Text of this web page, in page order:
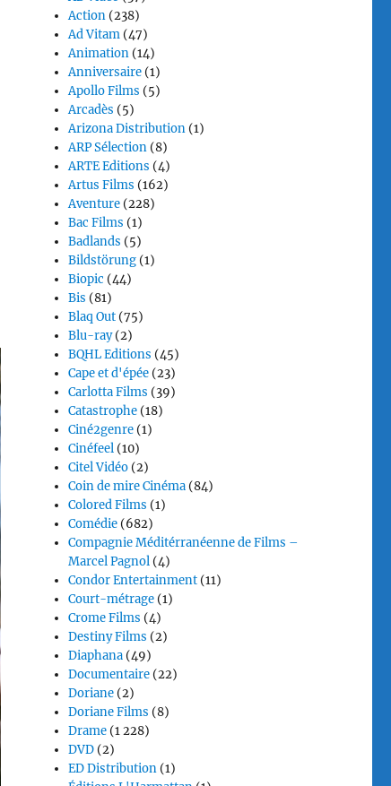
Action (238)
Ad Vitam (47)
Animation (14)
Anniversaire (1)
Apollo Films (5)
Arcadès (5)
Arizona Distribution (1)
ARP Sélection (8)
ARTE Editions (4)
Artus Films (162)
Aventure (228)
Bac Films (1)
Badlands (5)
Bildstörung (1)
Biopic (44)
Bis (81)
Blaq Out (75)
Blu-ray(2)
BQHL Editions (45)
Cape et d'épée (23)
Carlotta Films (39)
Catastrophe (18)
Ciné2genre (1)
Cinéfeel (10)
Citel Vidéo (2)
Coin de mire Cinéma (84)
Colored Films (1)
Comédie (682)
Compagnie Méditérranéenne de Films –
Marcel Pagnol (4)
Condor Entertainment (11)
Court-métrage (1)
Crome Films (4)
Destiny Films (2)
Diaphana (49)
Documentaire (22)
Doriane (2)
Doriane Films (8)
Drame (1 228)
DVD (2)
ED Distribution (1)